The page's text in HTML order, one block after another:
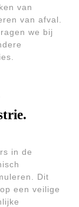
van
van afval.
we bij
in de
Dit
een veilige